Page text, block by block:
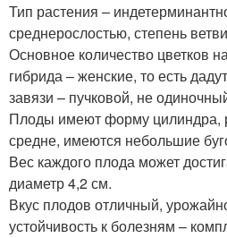
Тип растения –
среднерослостью, степень
Основное количество цветков
гибрида – женские, то есть
завязи – пучковой, не
Плоды имеют форму цилиндра,
средне, имеются небольшие
Вес каждого плода может
диаметр 4,2 см.
Вкус плодов отличный,
устойчивость к болезням –